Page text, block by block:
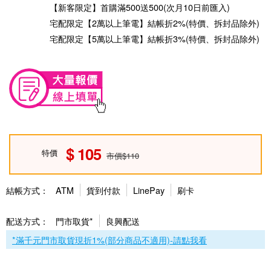
【新客限定】首購滿500送500(次月10日前匯入)
宅配限定【2萬以上筆電】結帳折2%(特價、拆封品除外)
宅配限定【5萬以上筆電】結帳折3%(特價、拆封品除外)
特價 105 市價$110
結帳方式： ATM 貨到付款 LinePay 刷卡
配送方式： 門市取貨*
良興配送
*滿千元門市取貨現折1%(部分商品不適用)-請點我看